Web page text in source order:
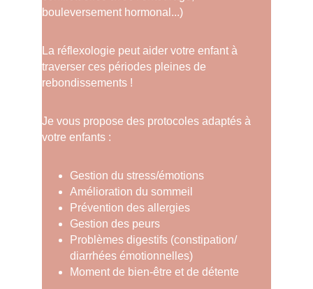
bouleversement hormonal...)
La réflexologie peut aider votre enfant à
traverser ces périodes pleines de
rebondissements !
Je vous propose des protocoles adaptés à
votre enfants :
Gestion du stress/émotions
Amélioration du sommeil
Prévention des allergies
Gestion des peurs
Problèmes digestifs (constipation/
diarrhées émotionnelles)
Moment de bien-être et de détente